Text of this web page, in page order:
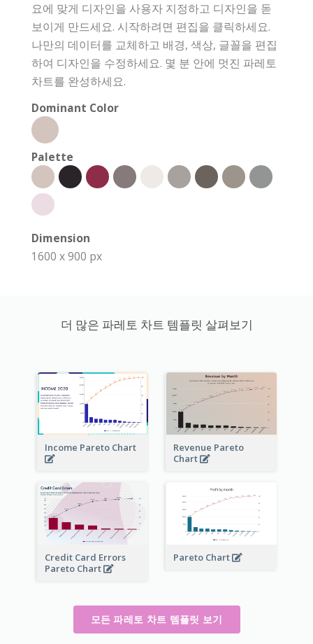
요에 맞게 디자인을 사용자 지정하고 디자인을 돋
보이게 만드세요. 시작하려면 편집을 클릭하세요.
나만의 데이터를 교체하고 배경, 색상, 글꼴을 편집
하여 디자인을 수정하세요. 몇 분 안에 멋진 파레토
차트를 완성하세요.
Dominant Color
Palette
Dimension
1600 x 900 px
더 많은 파레토 차트 템플릿 살펴보기
Income Pareto Chart
Revenue Pareto
Chart
Credit Card Errors
Pareto Chart
Pareto Chart
모든 파레토 차트 템플릿 보기